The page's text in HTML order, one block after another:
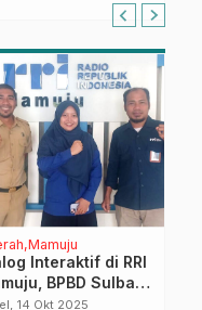
Mamuju
Interaktif di RRI
BPBD Sulbar
Masyarakat
14 Okt 2025